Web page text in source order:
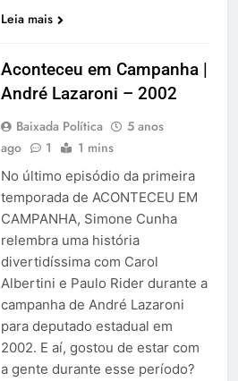
Leia mais
Aconteceu em Campanha |
André Lazaroni – 2002
Baixada Política
5 anos
ago
1 1 mins
No último episódio da primeira
temporada de ACONTECEU EM
CAMPANHA, Simone Cunha
relembra uma história
divertidíssima com Carol
Albertini e Paulo Rider durante a
campanha de André Lazaroni
para deputado estadual em
2002. E aí, gostou de estar com
a gente durante esse período?